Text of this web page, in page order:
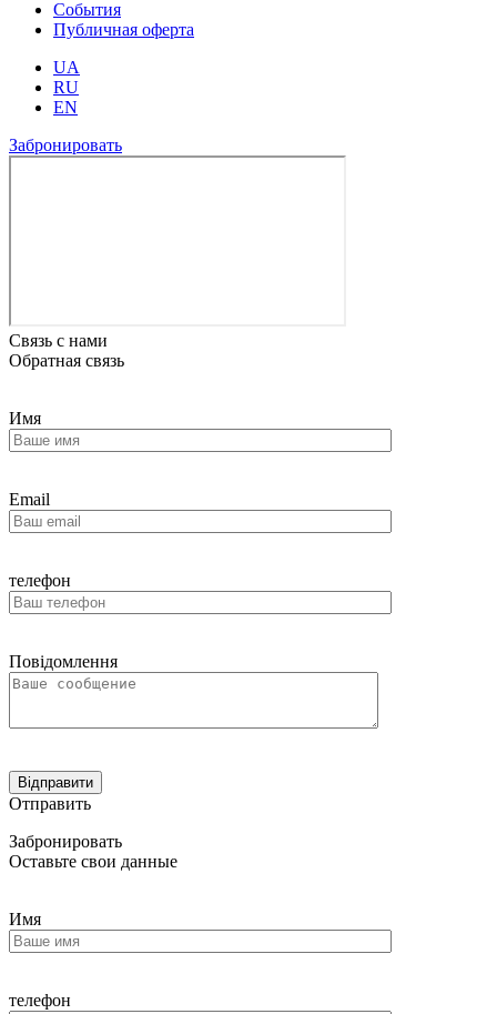
События
Публичная оферта
UA
RU
EN
Забронировать
Связь с нами
Обратная связь
Имя
Email
телефон
Повідомлення
Отправить
Забронировать
Оставьте свои данные
Имя
телефон